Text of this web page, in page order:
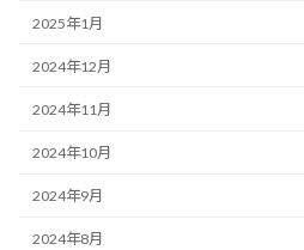
2025年1月
2024年12月
2024年11月
2024年10月
2024年9月
2024年8月